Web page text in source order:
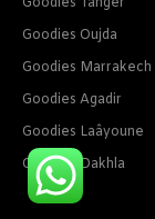
Goodies Tanger
Goodies Oujda
Goodies Marrakech
Goodies Agadir
Goodies Laâyoune
Goodies Dakhla